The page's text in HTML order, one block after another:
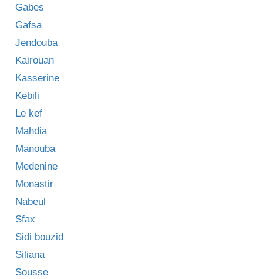
Gabes
Gafsa
Jendouba
Kairouan
Kasserine
Kebili
Le kef
Mahdia
Manouba
Medenine
Monastir
Nabeul
Sfax
Sidi bouzid
Siliana
Sousse